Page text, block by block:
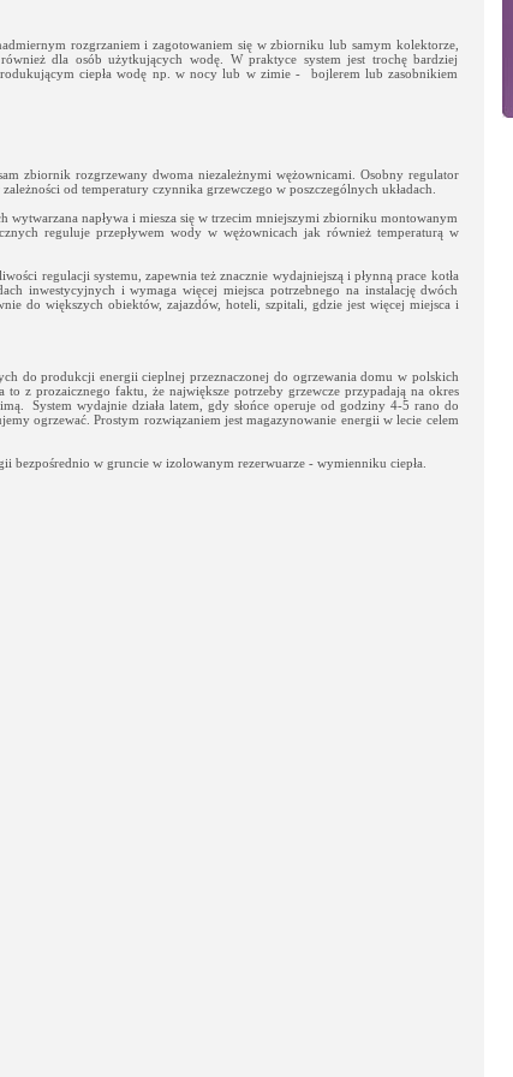
rozgrzaniem i zagotowaniem się w zbiorniku lub samym kolektorze,
dla osób użytkujących wodę. W praktyce system jest trochę bardziej
ciepła wodę np. w nocy lub w zimie - bojlerem lub zasobnikiem
zbiornik rozgrzewany dwoma niezależnymi wężownicami. Osobny regulator
od temperatury czynnika grzewczego w poszczególnych układach.
wytwarzana napływa i miesza się w trzecim mniejszymi zbiorniku montowanym
reguluje przepływem wody w wężownicach jak również temperaturą w
regulacji systemu, zapewnia też znacznie wydajniejszą i płynną prace kotła
inwestycyjnych i wymaga więcej miejsca potrzebnego na instalację dwóch
do większych obiektów, zajazdów, hoteli, szpitali, gdzie jest więcej miejsca i
do produkcji energii cieplnej przeznaczonej do ogrzewania domu w polskich
z prozaicznego faktu, że największe potrzeby grzewcze przypadają na okres
System wydajnie działa latem, gdy słońce operuje od godziny 4-5 rano do
ogrzewać. Prostym rozwiązaniem jest magazynowanie energii w lecie celem
bezpośrednio w gruncie w izolowanym rezerwuarze - wymienniku ciepła.